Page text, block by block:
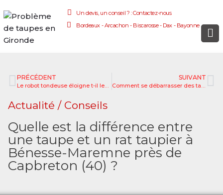
Un devis, un conseil ? : Contactez-nous
Bordeaux - Arcachon - Biscarosse - Dax - Bayonne
PRÉCÉDENT
Le robot tondeuse éloigne t-il les taupes à Boucau, près de Bayonne (64) ?
SUIVANT
Comment se débarrasser des taupes à Tarnos près de Labenne (40) ?
Actualité / Conseils
Quelle est la différence entre
une taupe et un rat taupier à
Bénesse-Maremne près de
Capbreton (40) ?